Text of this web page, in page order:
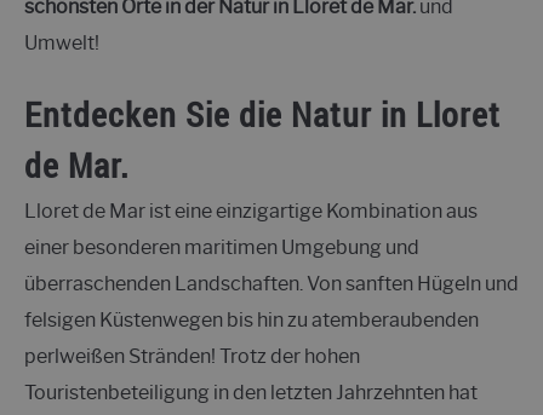
schönsten Orte in der Natur in Lloret de Mar. und
Umwelt!
Entdecken Sie die Natur in Lloret
de Mar.
Lloret de Mar ist eine einzigartige Kombination aus
einer besonderen maritimen Umgebung und
überraschenden Landschaften. Von sanften Hügeln und
felsigen Küstenwegen bis hin zu atemberaubenden
perlweißen Stränden! Trotz der hohen
Touristenbeteiligung in den letzten Jahrzehnten hat